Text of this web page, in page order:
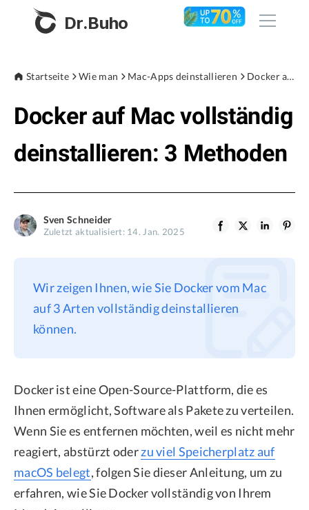
Dr.Buho
Produkte
BuhoCleaner
BuhoRepair
BuhoNTFS
Store
Über uns
Unterstützung
Datenschutz
Startseite Wie man Mac-Apps deinstallieren Docker auf Mac vollständig deinstallieren: 3 Methoden
Docker auf Mac vollständig
deinstallieren: 3 Methoden
Sven Schneider
Zuletzt aktualisiert: 14. Jan. 2025
Wir zeigen Ihnen, wie Sie Docker vom Mac
auf 3 Arten vollständig deinstallieren
können.
Docker ist eine Open-Source-Plattform, die es
Ihnen ermöglicht, Software als Pakete zu verteilen.
Wenn Sie es entfernen möchten, weil es nicht mehr
reagiert, abstürzt oderzu viel Speicherplatz auf
macOS belegt, folgen Sie dieser Anleitung, um zu
erfahren, wie Sie Docker vollständig von Ihrem